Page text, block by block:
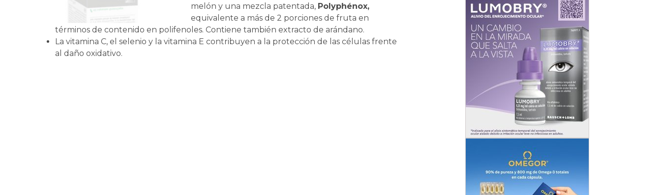
melón y una mezcla patentada, Polyphénox,
equivalente a más de 2 porciones de fruta en
términos de contenido en polifenoles. Contiene también extracto de arándano.
La vitamina C, el selenio y la vitamina E contribuyen a la protección de las células frente
al daño oxidativo.